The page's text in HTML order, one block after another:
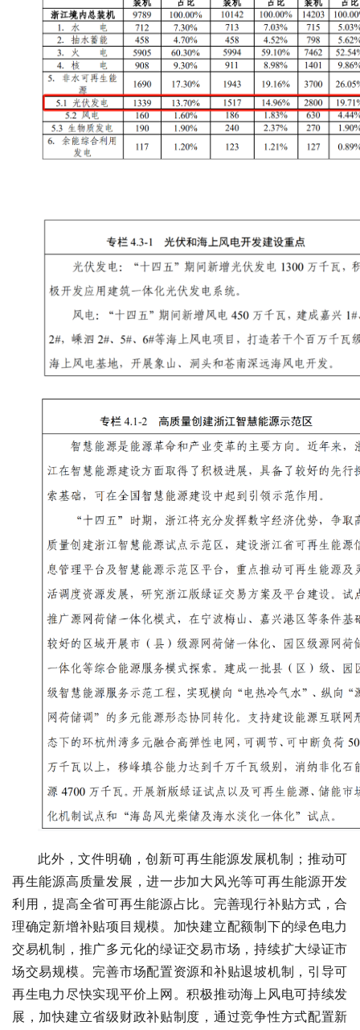
此外，文件明确，创新可再生能源发展机制；推动可
再生能源高质量发展，进一步加大风光等可再生能源开发
利用，提高全省可再生能源占比。完善现行补贴方式，合
理确定新增补贴项目规模。加快建立配额制下的绿色电力
交易机制，推广多元化的绿证交易市场，持续扩大绿证市
场交易规模。完善市场配置资源和补贴退坡机制，引导可
再生电力尽快实现平价上网。积极推动海上风电可持续发
展，加快建立省级财政补贴制度，通过竞争性方式配置新